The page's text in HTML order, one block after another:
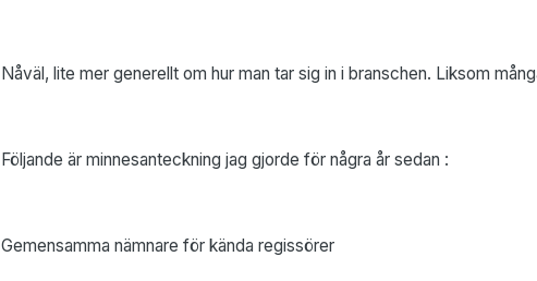
Nåväl, lite mer generellt om hur man tar sig in i branschen. Liksom
Följande är minnesanteckning jag gjorde för några år sedan :
Gemensamma nämnare för kända regissörer